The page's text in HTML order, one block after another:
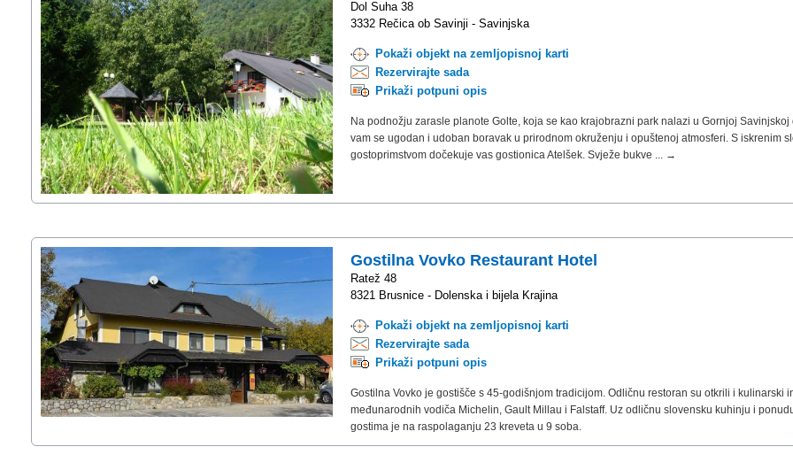
Dol Suha 38
3332 Rečica ob Savinji - Savinjska
Pokaži objekt na zemljopisnoj karti
Rezervirajte sada
Prikaži potpuni opis
Na podnožju zarasle planote Golte, koja se kao krajobrazni park nalazi u Gornjoj Savinjskoj
vam se ugodan i udoban boravak u prirodnom okruženju i opuštenoj atmosferi. S iskrenim
gostoprimstvom dočekuje vas gostionica Atelšek. Svježe bukve ... →
Gostilna Vovko Restaurant Hotel
Ratež 48
8321 Brusnice - Dolenska i bijela Krajina
Pokaži objekt na zemljopisnoj karti
Rezervirajte sada
Prikaži potpuni opis
Gostilna Vovko je gostišče s 45-godišnjom tradicijom. Odličnu restoran su otkrili i kulinarski
međunarodnih vodiča Michelin, Gault Millau i Falstaff. Uz odličnu slovensku kuhinju i
gostima je na raspolaganju 23 kreveta u 9 soba.